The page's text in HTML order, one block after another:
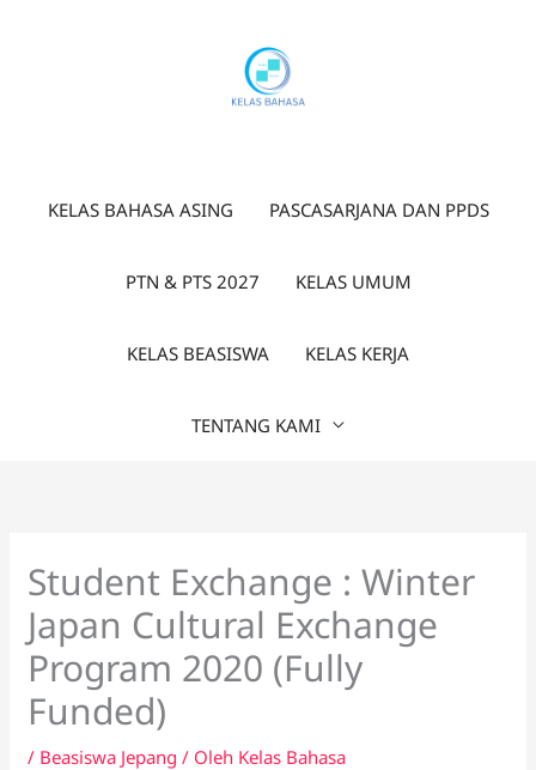
KELAS BAHASA ASING PASCASARJANA DAN PPDS
PTN & PTS 2027 KELAS UMUM
KELAS BEASISWA KELAS KERJA
TENTANG KAMI
Student Exchange : Winter
Japan Cultural Exchange
Program 2020 (Fully
Funded)
/ Beasiswa Jepang / Oleh Kelas Bahasa